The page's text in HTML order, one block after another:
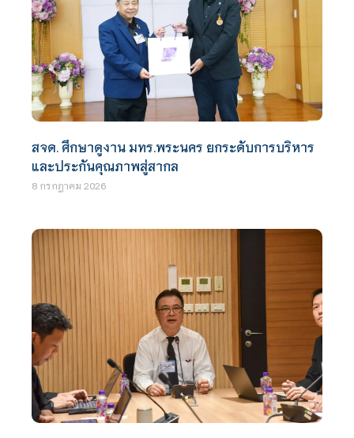
สจด. ศึกษาดูงาน มทร.พระนคร ยกระดับการบริหาร
และประกันคุณภาพสู่สากล
8 กรกฎาคม 2026